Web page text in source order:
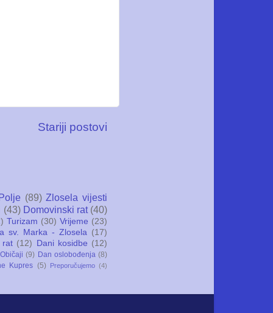
Stariji postovi
(89) Zlosela vijesti
(43) Domovinski rat (40)
Turizam (30) Vrijeme (23)
sv. Marka - Zlosela
(17)
rat (12) Dani kosidbe (12)
Običaji (9) Dan oslobođenja (8)
Kupres (5) Preporučujemo (4)